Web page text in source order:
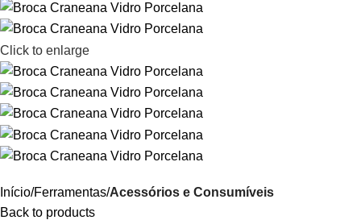
Click to enlarge
Início Ferramentas Acessórios e Consumíveis
Back to products